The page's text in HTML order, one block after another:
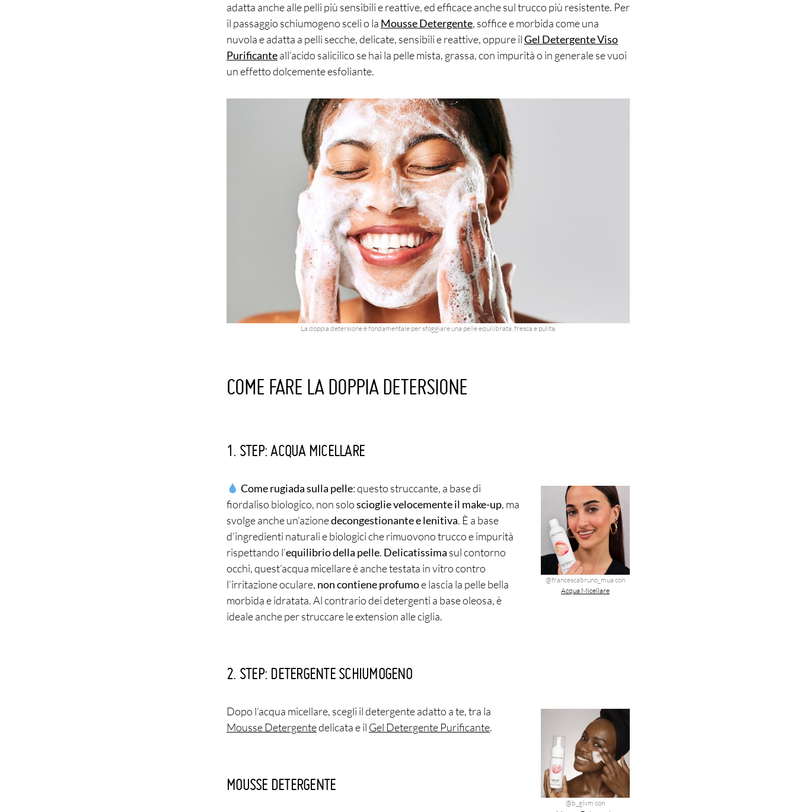
adatta anche alle pelli più sensibili e reattive, ed efficace anche sul trucco più resistente. Per
il passaggio schiumogeno sceli o la Mousse Detergente, soffice e morbida come una
nuvola e adatta a pelli secche, delicate, sensibili e reattive, oppure ilGel Detergente Viso
Purificanteall’acido salicilico se hai la pelle mista, grassa, con impurità o in generale se vuoi
un effetto dolcemente esfoliante.
La doppia detersione è fondamentale per sfoggiare una pelle equilibrata, fresca e pulita.
COME FARE LA DOPPIA DETERSIONE
1. STEP: ACQUA MICELLARE
@francescabruno_mua con
Acqua Micellare
Come rugiada sulla pelle: questo struccante, a base di
fiordaliso biologico, non soloscioglie velocemente il make-up, ma
svolge anche un’azionedecongestionante e lenitiva. È a base
d’ingredienti naturali e biologici che rimuovono trucco e impurità
rispettando l’equilibrio della pelle. Delicatissima sul contorno
occhi, quest’acqua micellare è anche testata in vitro contro
l’irritazione oculare, non contiene profumoe lascia la pelle bella
morbida e idratata. Al contrario dei detergenti a base oleosa, è
ideale anche per struccare le extension alle ciglia.
2. STEP: DETERGENTE SCHIUMOGENO
@b_glvm con
Dopo l’acqua micellare, scegli il detergente adatto a te, tra la
Mousse Detergentedelicata e il Gel Detergente Purificante.
MOUSSE DETERGENTE